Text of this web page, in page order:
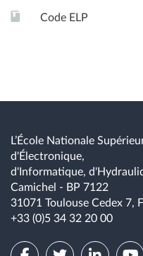
Code ELP
L’École Nationale
d'Électronique,
d'Informatique,
Camichel - BP 7122
31071 Toulouse Cedex 7,
+33 (0)5 34 32 20 00